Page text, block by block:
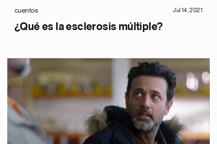
cuentos Jul 14, 2021
¿Qué es la esclerosis múltiple?